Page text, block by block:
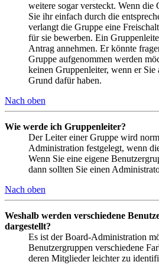
weitere sogar versteckt. Wenn die
Sie ihr einfach durch die
verlangt die Gruppe eine
für sie bewerben. Ein
Antrag annehmen. Er könnte
Gruppe aufgenommen werden
keinen Gruppenleiter, wenn er Sie
Grund dafür haben.
Nach oben
Wie werde ich Gruppenleiter?
Der Leiter einer Gruppe wird
Administration festgelegt, wenn
Wenn Sie eine eigene
dann sollten Sie einen
Nach oben
Weshalb werden verschiedene
dargestellt?
Es ist der Board-Administration
Benutzergruppen verschiedene
deren Mitglieder leichter zu